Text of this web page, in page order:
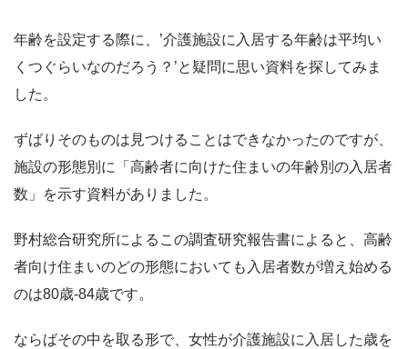
年齢を設定する際に、’介護施設に入居する年齢は平均い
くつぐらいなのだろう？’と疑問に思い資料を探してみま
した。
ずばりそのものは見つけることはできなかったのですが、
施設の形態別に「高齢者に向けた住まいの年齢別の入居者
数」を示す資料がありました。
野村総合研究所によるこの調査研究報告書によると、高齢
者向け住まいのどの形態においても入居者数が増え始める
のは80歳-84歳です。
ならばその中を取る形で、女性が介護施設に入居した歳を